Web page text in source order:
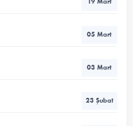
05 Mart
03 Mart
23 Şubat